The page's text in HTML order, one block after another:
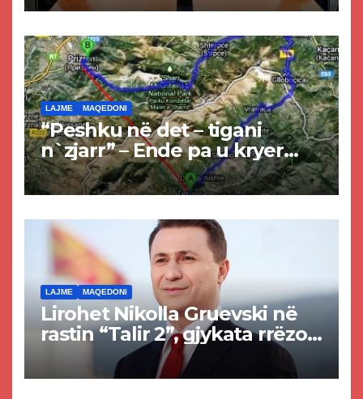
LAJME MAQEDONI
“Peshku në det – tigani
n`zjarr” – Ende pa u kryer
projekti i tunelit, komuna e
Tetovës nis punimet për
LAJME MAQEDONI
Lirohet Nikolla Gruevski në
rastin “Talir 2”, gjykata rrëzon
akuzat për ndërtimin e
paligjshëm të selisë së